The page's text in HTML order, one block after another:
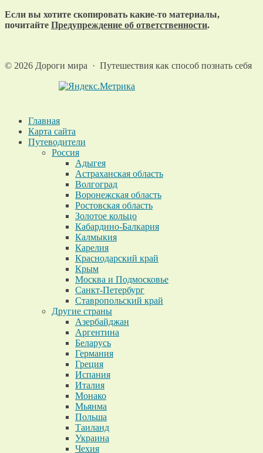
Если вы хотите скопировать какие-то материалы,
почитайте Предупреждение об ответственности.
© 2026 Дороги мира · Путешествия как способ познать себя
Главная
Карта сайта
Путеводители
Россия
Адыгея
Астраханская область
Волгоград
Воронежская область
Ростовская область
Золотое кольцо
Кабардино-Балкария
Калмыкия
Карелия
Краснодарский край
Крым
Москва и Подмосковье
Санкт-Петербург
Ставропольский край
Другие страны
Азербайджан
Аргентина
Беларусь
Германия
Греция
Испания
Италия
Монако
Мьянма
Польша
Таиланд
Украина
Чехия